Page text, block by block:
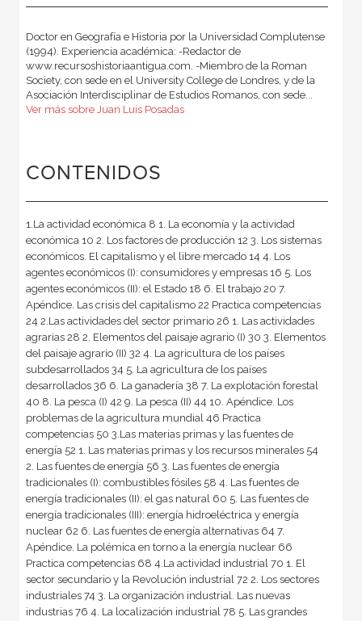
Doctor en Geografía e Historia por la Universidad Complutense
(1994). Experiencia académica: -Redactor de
www.recursoshistoriaantigua.com. -Miembro de la Roman
Society, con sede en el University College de Londres, y de la
Asociación Interdisciplinar de Estudios Romanos, con sede...
Ver más sobre Juan Luis Posadas
CONTENIDOS
1.La actividad económica 8 1. La economía y la actividad
económica 10 2. Los factores de producción 12 3. Los sistemas
económicos. El capitalismo y el libre mercado 14 4. Los
agentes económicos (I): consumidores y empresas 16 5. Los
agentes económicos (II): el Estado 18 6. El trabajo 20 7.
Apéndice. Las crisis del capitalismo 22 Practica competencias
24 2.Las actividades del sector primario 26 1. Las actividades
agrarias 28 2. Elementos del paisaje agrario (I) 30 3. Elementos
del paisaje agrario (II) 32 4. La agricultura de los países
subdesarrollados 34 5. La agricultura de los países
desarrollados 36 6. La ganadería 38 7. La explotación forestal
40 8. La pesca (I) 42 9. La pesca (II) 44 10. Apéndice. Los
problemas de la agricultura mundial 46 Practica
competencias 50 3.Las materias primas y las fuentes de
energía 52 1. Las materias primas y los recursos minerales 54
2. Las fuentes de energía 56 3. Las fuentes de energía
tradicionales (I): combustibles fósiles 58 4. Las fuentes de
energía tradicionales (II): el gas natural 60 5. Las fuentes de
energía tradicionales (III): energía hidroeléctrica y energía
nuclear 62 6. Las fuentes de energía alternativas 64 7.
Apéndice. La polémica en torno a la energía nuclear 66
Practica competencias 68 4.La actividad industrial 70 1. El
sector secundario y la Revolución industrial 72 2. Los sectores
industriales 74 3. La organización industrial. Las nuevas
industrias 76 4. La localización industrial 78 5. Las grandes